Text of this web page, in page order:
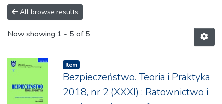
Contact
All browse results
Now showing 1 - 5 of 5
Item
Bezpieczeństwo. Teoria i Praktyka
2018, nr 2 (XXXI) : Ratownictwo i